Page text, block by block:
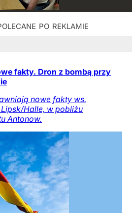
fakty. Dron z bombą przy
nowe fakty ws.
Halle, w pobliżu
Antonow.